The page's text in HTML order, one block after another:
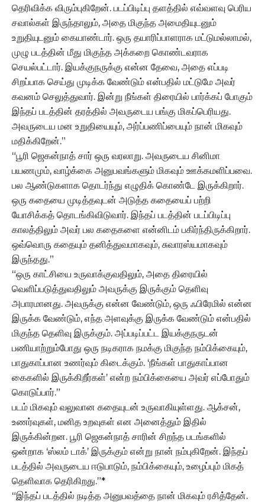
தெரிவிக்க விரும்புகிறேன். படப்பிடிப்பு தளத்தில் எவ்வளவு பெரிய
சவால்கள் இருந்தாலும், அதை மிகுந்த அமைதியுடனும்
உறுதியுடனும் கையாண்டார். ஒரு தயாரிப்பாளராக மட்டுமல்லாமல்,
முழு படத்தின் மீது மிகுந்த அக்கறை கொண்டவராக
செயல்பட்டார். இயக்குநருக்கு என்ன தேவை, அதை எப்படி
சிறப்பாக செய்து முடிக்க வேண்டும் என்பதில் மட்டுமே அவர்
கவனம் செலுத்துவார். இன்று நீங்கள் திரையில் பார்க்கப் போகும்
இந்தப் படத்தின் தரத்தில் அவருடைய பங்கு மிகப்பெரியது.
அவருடைய மன உறுதியையும், அர்ப்பணிப்பையும் நான் மிகவும்
மதிக்கிறேன்.”
“பூரி ஜெகன்நாத் சார் ஒரு வரலாறு. அவருடைய சினிமா
பயணமும், வாழ்க்கை அனுபவங்களும் மிகவும் ஊக்கமளிப்பவை.
பல ஆண்டுகளாக தொடர்ந்து எழுதிக் கொண்டே இருக்கிறார்.
ஒரு கதையை முடித்தவுடன் அடுத்த கதையைப் பற்றி
யோசிக்கத் தொடங்கிவிடுவார். இந்தப் படத்தின் படப்பிடிப்பு
காலத்திலும் அவர் பல கதைகளை என்னிடம் பகிர்ந்திருக்கிறார்.
ஒவ்வொரு கதையும் தனித்துவமாகவும், சுவாரஸ்யமாகவும்
இருந்தது.”
“ஒரு காட்சியை உருவாக்குவதிலும், அதை திரையில்
வெளிப்படுத்துவதிலும் அவருக்கு இருக்கும் தெளிவு
அபாரமானது. அவருக்கு என்ன வேண்டும், ஒரு ஃபிரேமில் என்ன
இருக்க வேண்டும், எந்த அளவுக்கு இருக்க வேண்டும் என்பதில்
மிகுந்த தெளிவு இருக்கும். அப்படிப்பட்ட இயக்குநருடன்
பணியாற்றும்போது ஒரு நடிகராக நமக்கு மிகுந்த நம்பிக்கையும்,
பாதுகாப்பான உணர்வும் கிடைக்கும். ‘நீங்கள் பாதுகாப்பான
கைகளில் இருக்கிறீர்கள்’ என்ற நம்பிக்கையை அவர் எப்போதும்
கொடுப்பார்.”
படம் மிகவும் வலுவான கதையுடன் உருவாகியுள்ளது. ஆக்சன்,
உணர்வுகள், மனித உறவுகள் என அனைத்தும் இதில்
இருக்கின்றன. பூரி ஜெகன்நாத் சாரின் சிறந்த படங்களில்
ஒன்றாக ‘ஸ்லம் டாக்’ இருக்கும் என்று நான் நம்புகிறேன். இந்தப்
படத்தில் அவருடைய ஈடுபாடும், நம்பிக்கையும், உழைப்பும் மிகத்
தெளிவாக தெரிகிறது.”*
“இந்தப் படத்தில் நடித்த அனுபவத்தை நான் மிகவும் ரசித்தேன்.